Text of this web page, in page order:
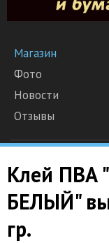
Магазин
Фото
Новости
Отзывы
Клей
БЕЛЫЙ"
гр.